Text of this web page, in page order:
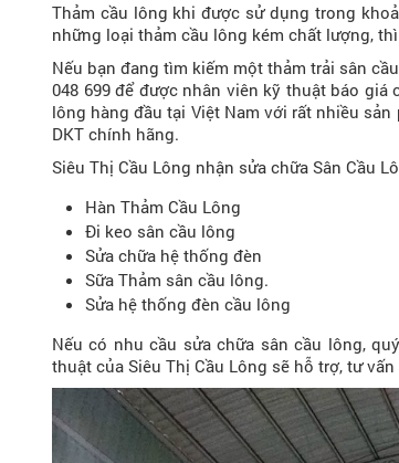
Thảm cầu lông khi được sử dụng trong
những loại thảm cầu lông kém chất lượng,
Nếu bạn đang tìm kiếm một thảm trải sân
048 699 để được nhân viên kỹ thuật báo
lông hàng đầu tại Việt Nam với rất nhiều
DKT chính hãng.
Siêu Thị Cầu Lông nhận sửa chữa Sân Cầu
Hàn Thảm Cầu Lông
Đi keo sân cầu lông
Sửa chữa hệ thống đèn
Sữa Thảm sân cầu lông.
Sửa hệ thống đèn cầu lông
Nếu có nhu cầu sửa chữa sân cầu lông,
thuật của Siêu Thị Cầu Lông sẽ hỗ trợ, tư